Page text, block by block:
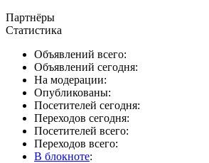
Партнёры
Статистика
Объявлений всего:
Объявлений сегодня:
На модерации:
Опубликованы:
Посетителей сегодня:
Переходов сегодня:
Посетителей всего:
Переходов всего:
В блокноте: